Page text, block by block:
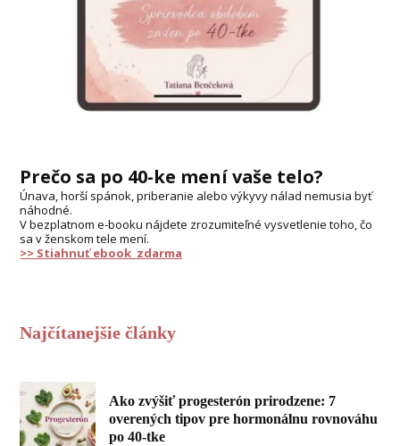
Prečo sa po 40-ke mení vaše telo?
Únava, horší spánok, priberanie alebo výkyvy nálad nemusia byť
náhodné.
V bezplatnom e-booku nájdete zrozumiteľné vysvetlenie toho, čo
sa v ženskom tele mení.
>> Stiahnuť ebook zdarma
Najčítanejšie články
Ako zvýšiť progesterón prirodzene: 7
overených tipov pre hormonálnu rovnováhu
po 40-tke